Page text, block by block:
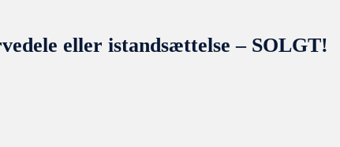
eller istandsættelse – SOLGT!